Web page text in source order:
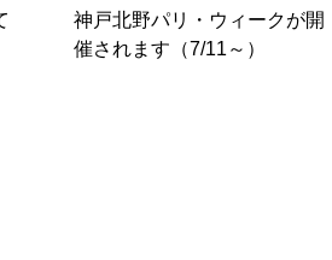
神戸北野パリ・ウィークが開
催されます（7/11～）